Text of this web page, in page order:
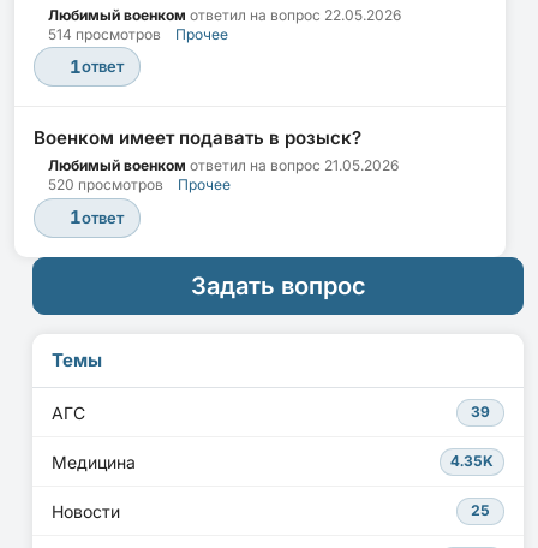
Любимый военком ответил на вопрос 22.05.2026
514 просмотров
Прочее
1ответ
Военком имеет подавать в розыск?
Любимый военком ответил на вопрос 21.05.2026
520 просмотров
Прочее
1ответ
Задать вопрос
Темы
АГС 39
Медицина 4.35K
Новости 25